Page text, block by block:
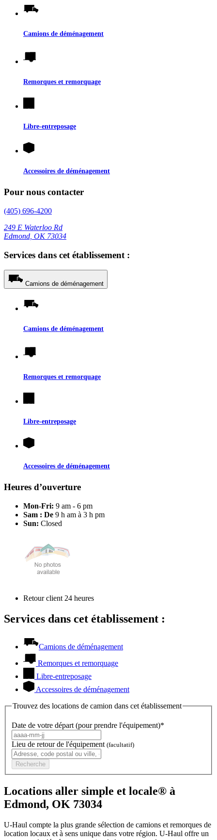
Camions de déménagement
Remorques et remorquage
Libre-entreposage
Accessoires de déménagement
Pour nous contacter
(405) 696-4200
249 E Waterloo Rd
Edmond, OK 73034
Services dans cet établissement :
Camions de déménagement
Camions de déménagement
Remorques et remorquage
Libre-entreposage
Accessoires de déménagement
Heures d’ouverture
Mon-Fri: 9 am - 6 pm
Sam : De 9 h am à 3 h pm
Sun: Closed
Retour client 24 heures
Services dans cet établissement :
Camions de déménagement
Remorques et remorquage
Libre-entreposage
Accessoires de déménagement
Trouvez des locations de camion dans cet établissement
Date de votre départ (pour prendre l'équipement)*
Lieu de retour de l'équipement (facultatif)
Recherche
Locations aller simple et locale® à
Edmond, OK 73034
U-Haul compte la plus grande sélection de camions et remorques de
location locaux et à sens unique dans votre région. U-Haul offre un